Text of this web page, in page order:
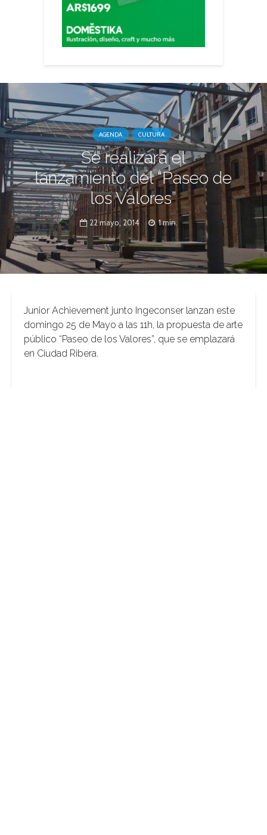
AGENDA CULTURA
Se realizará el
lanzamiento del “Paseo de
los Valores”
22 mayo, 2014 1 min.
Junior Achievement junto Ingeconser lanzan este
domingo 25 de Mayo a las 11h, la propuesta de arte
público “Paseo de los Valores”, que se emplazará
en Ciudad Ribera.